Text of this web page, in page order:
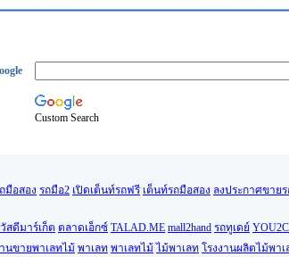
Custom Search
มือสอง รถมือ2 เปิดเต็นท์รถฟรี เต็นท์รถมือสอง ลงประกาศขาย
สดีมาร์เก็ต ตลาดเอ็กซ์ TALAD.ME mall2hand รถทูเดย์
นขายพาเลทไม้ พาเลท พาเลทไม้ ไม้พาเลท โรงงานผลิตไม้พาเ